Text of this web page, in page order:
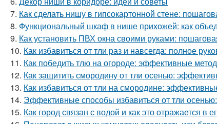
7. Как сделать нишу в гипсокартонной стене:
8. Функциональный шкаф в нише прихожей: как
9. Как установить ПВХ окна своими руками:
10. Как избавиться от тли раз и навсегда: полное
11. Как победить тлю на огороде: эффективные
12. Как защитить смородину от тли осенью:
13. Как избавиться от тли на смородине:
14. Эффективные способы избавиться от тли
15. Как город связан с водой и как это отражается в